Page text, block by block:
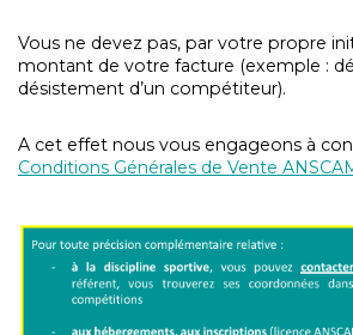
Vous ne devez pas, par votre propre
montant de votre facture (exemple :
désistement d’un compétiteur).
A cet effet nous vous engageons à
Conditions Générales de Vente